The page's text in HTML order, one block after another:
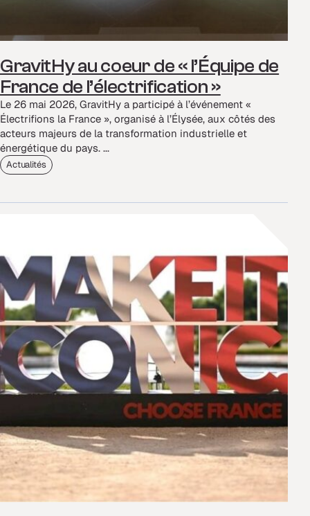
GravitHy au coeur de « l’Équipe de
France de l’électrification »
Le 26 mai 2026, GravitHy a participé à l’événement «
Électrifions la France », organisé à l’Élysée, aux côtés des
acteurs majeurs de la transformation industrielle et
énergétique du pays. ...
Actualités